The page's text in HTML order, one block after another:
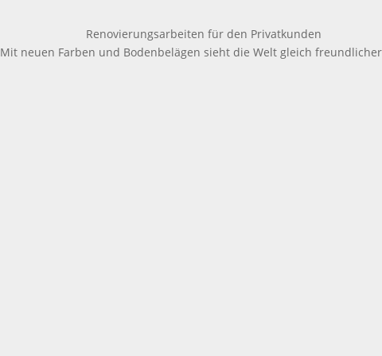
Renovierungsarbeiten für den Privatkunden
Mit neuen Farben und Bodenbelägen sieht die Welt gleich